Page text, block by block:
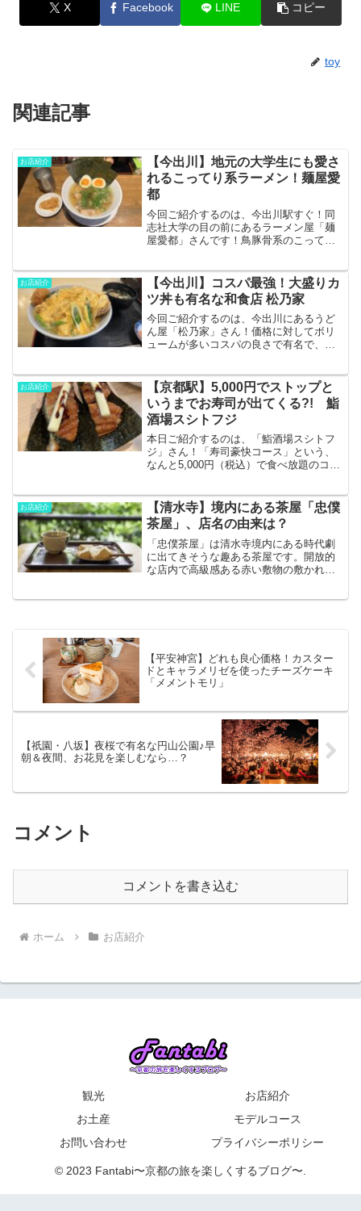
X Facebook LINE コピー
toy
関連記事
お店紹介
【今出川】地元の大学生にも愛さ
れるこってり系ラーメン！麺屋愛
都
今回ご紹介するのは、今出川駅すぐ！同
志社大学の目の前にあるラーメン屋「麺
屋愛都」さんです！鳥豚骨系のこってり
を観光したあとに行くのも良いかも…？
早速見ていきましょう！ア...
お店紹介
【今出川】コスパ最強！大盛りカ
ツ丼も有名な和食店 松乃家
今回ご紹介するのは、今出川にあるうど
ん屋「松乃家」さん！価格に対してボリ
ュームが多いコスパの良さで有名で、行
分厚いカツにたまごを載せるスタイル
で、カツはサクサク派という...
お店紹介
【京都駅】5,000円でストップと
いうまでお寿司が出てくる?! 鮨
酒場スシトフジ
本日ご紹介するのは、「鮨酒場スシトフ
ジ」さん！「寿司豪快コース」という、
なんと5,000円（税込）で食べ放題のコー
ご覧ください！
お店紹介
【清水寺】境内にある茶屋「忠僕
茶屋」、店名の由来は？
「忠僕茶屋」は清水寺境内にある時代劇
に出てきそうな趣ある茶屋です。開放的
な店内で高級感ある赤い敷物の敷かれた
【平安神宮】どれも良心価格！カスター
ドとキャラメリゼを使ったチーズケーキ
「メメントモリ」
【祇園・八坂】夜桜で有名な円山公園♪早
朝＆夜間、お花見を楽しむなら…？
コメント
コメントを書き込む
ホーム お店紹介
観光
お店紹介
お土産
モデルコース
お問い合わせ
プライバシーポリシー
© 2023 Fantabi〜京都の旅を楽しくするブログ〜.